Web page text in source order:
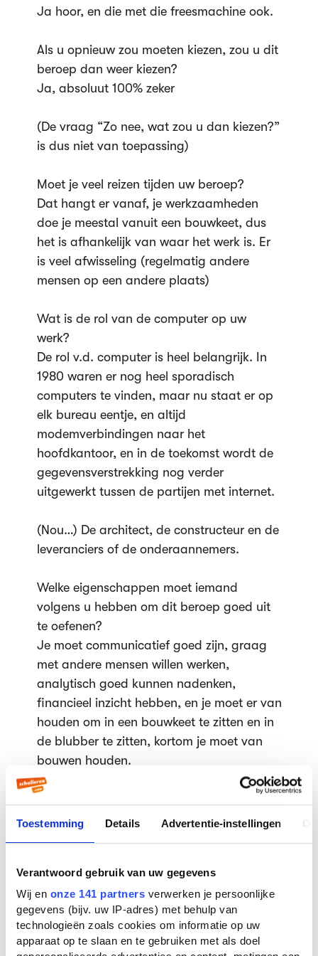
Toestemming Details Advertentie-instellingen
Verantwoord gebruik van uw gegevens
Wij en onze 141 partners verwerken je persoonlijke
gegevens (bijv. uw IP-adres) met behulp van
technologieën zoals cookies om informatie op uw
apparaat op te slaan en te gebruiken met als doel
Ja hoor, en die met die freesmachine ook.
Als u opnieuw zou moeten kiezen, zou u dit
beroep dan weer kiezen?
Ja, absoluut 100% zeker
(De vraag “Zo nee, wat zou u dan kiezen?”
is dus niet van toepassing)
Moet je veel reizen tijden uw beroep?
Dat hangt er vanaf, je werkzaamheden
doe je meestal vanuit een bouwkeet, dus
het is afhankelijk van waar het werk is. Er
is veel afwisseling (regelmatig andere
mensen op een andere plaats)
Wat is de rol van de computer op uw
werk?
De rol v.d. computer is heel belangrijk. In
1980 waren er nog heel sporadisch
computers te vinden, maar nu staat er op
elk bureau eentje, en altijd
modemverbindingen naar het
hoofdkantoor, en in de toekomst wordt de
gegevensverstrekking nog verder
uitgewerkt tussen de partijen met internet.
(Nou…) De architect, de constructeur en de
leveranciers of de onderaannemers.
Welke eigenschappen moet iemand
volgens u hebben om dit beroep goed uit
te oefenen?
Je moet communicatief goed zijn, graag
met andere mensen willen werken,
analytisch goed kunnen nadenken,
financieel inzicht hebben, en je moet er van
houden om in een bouwkeet te zitten en in
de blubber te zitten, kortom je moet van
bouwen houden.
In verhouding met de ICT branche betaalt
= een vraag die niet op de lijst stond, maar
een “doorvraag-vraag”
-HET VERSLAG-